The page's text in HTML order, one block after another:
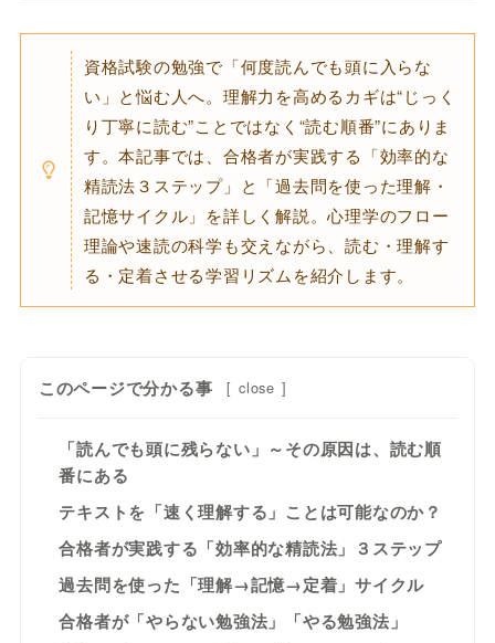
資格試験の勉強で「何度読んでも頭に入らな
い」と悩む人へ。理解力を高めるカギは“じっく
り丁寧に読む”ことではなく“読む順番”にありま
す。本記事では、合格者が実践する「効率的な
精読法３ステップ」と「過去問を使った理解・
記憶サイクル」を詳しく解説。心理学のフロー
理論や速読の科学も交えながら、読む・理解す
る・定着させる学習リズムを紹介します。
このページで分かる事 [ close ]
「読んでも頭に残らない」～その原因は、読む順
番にある
テキストを「速く理解する」ことは可能なのか？
合格者が実践する「効率的な精読法」３ステップ
過去問を使った「理解→記憶→定着」サイクル
合格者が「やらない勉強法」「やる勉強法」